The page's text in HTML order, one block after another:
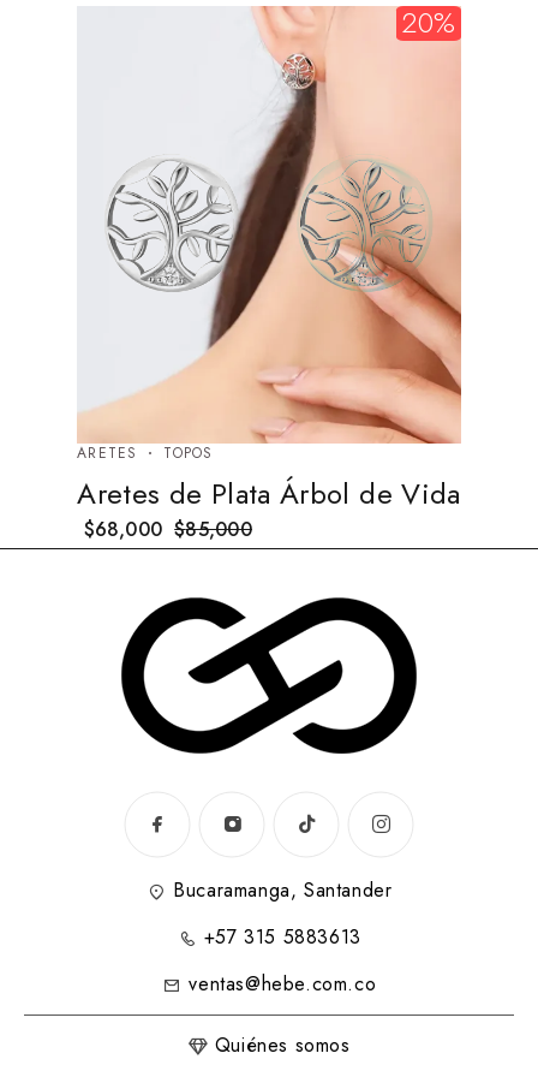
20%
ARETES TOPOS
Aretes de Plata Árbol de Vida
$85,000
$68,000
Bucaramanga, Santander
+57 315 5883613
ventas@hebe.com.co
Quiénes somos